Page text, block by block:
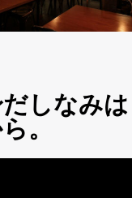
しなみは
。